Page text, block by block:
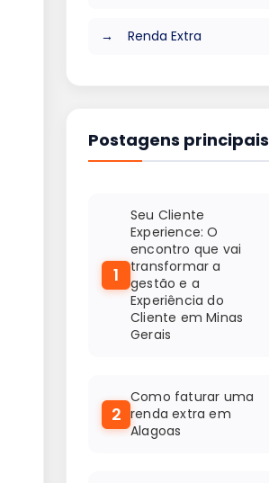
Renda Extra
Postagens principais
1
Seu Cliente
Experience: O
encontro que vai
transformar a
gestão e a
Experiência do
Cliente em Minas
Gerais
2
Como faturar uma
renda extra em
Alagoas